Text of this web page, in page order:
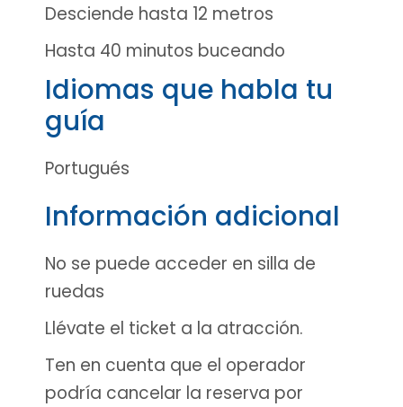
Desciende hasta 12 metros
Hasta 40 minutos buceando
Idiomas que habla tu
guía
Portugués
Información adicional
No se puede acceder en silla de
ruedas
Llévate el ticket a la atracción.
Ten en cuenta que el operador
podría cancelar la reserva por